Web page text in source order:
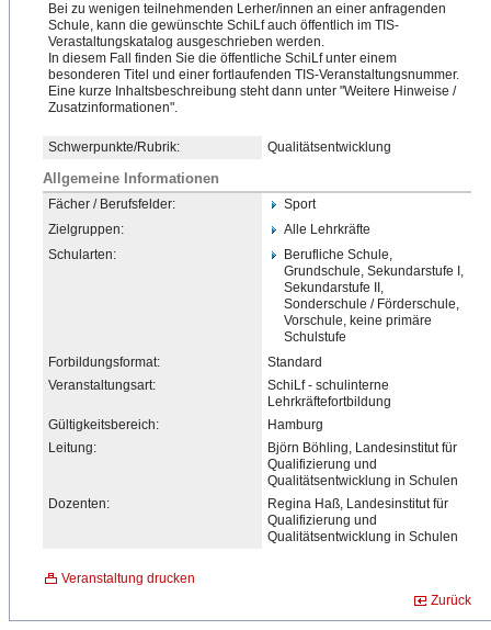
Bei zu wenigen teilnehmenden Lerher/innen an einer anfragenden
Schule, kann die gewünschte SchiLf auch öffentlich im TIS-
Verastaltungskatalog ausgeschrieben werden.
In diesem Fall finden Sie die öffentliche SchiLf unter einem
besonderen Titel und einer fortlaufenden TIS-Veranstaltungsnummer.
​Eine kurze Inhaltsbeschreibung steht dann unter "Weitere Hinweise /
Zusatzinformationen".
Schwerpunkte/Rubrik: Qualitätsentwicklung
Allgemeine Informationen
Fächer / Berufsfelder:
Sport
Zielgruppen:
Alle Lehrkräfte
Schularten:
Berufliche Schule,
Grundschule, Sekundarstufe I,
Sekundarstufe II,
Sonderschule / Förderschule,
Vorschule, keine primäre
Schulstufe
Forbildungsformat:
Standard
Veranstaltungsart:
SchiLf - schulinterne
Lehrkräftefortbildung
Gültigkeitsbereich:
Hamburg
Leitung:
Björn Böhling, Landesinstitut für
Qualifizierung und
Qualitätsentwicklung in Schulen
Dozenten:
Regina Haß, Landesinstitut für
Qualifizierung und
Qualitätsentwicklung in Schulen
Veranstaltung drucken
Zurück